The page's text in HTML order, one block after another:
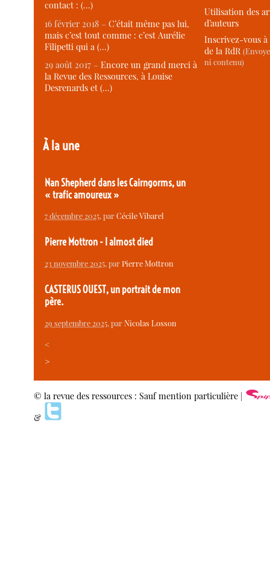
contact : (…)
16 février 2018 –C’était même pas lui,
mais c’est tout comme : c’est Aurélie
Filipetti qui a (…)
29 août 2017 –Encore un grand merci à
la Revue des Ressources, à Louise
Desrenards et (…)
À la une
Nan Shepherd dans les Cairngorms, un
« trafic amoureux »
7 décembre 2025, parCécile Vibarel
Pierre Mottron - I almost died
23 novembre 2025, parPierre Mottron
CASTERUS OUEST, un portrait de mon
père.
29 septembre 2025, parNicolas Losson
<
>
Utilisation des
d’auteurs
Inscrivez-vous
de la RdR
ni contenu)
© la revue des ressources : Sauf mention particulière |
&